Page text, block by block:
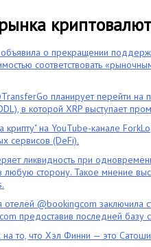
криптовалют
о прекращении
соответствовать
планирует перейти на
в которой XRP выступает
на YouTube-канале
сервисов (DeFi).
ликвидность при
любую сторону. Такое мнение
@bookingcom заключила
предоставив последней базу
то, что Хэл Финни — это